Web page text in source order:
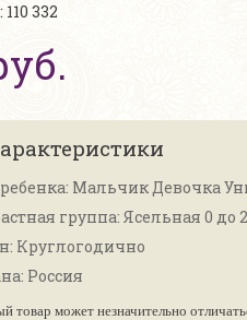
332
Мальчик Девочка
группа: Ясельная 0 до
Круглогодично
Россия
товар может незначительно